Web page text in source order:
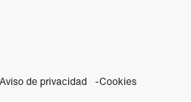
Aviso de privacidad Cookies